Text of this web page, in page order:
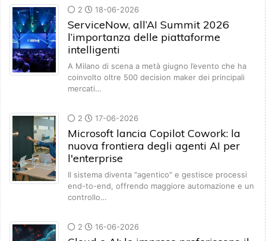
2 18-06-2026
ServiceNow, all’AI Summit 2026
l’importanza delle piattaforme
intelligenti
A Milano di scena a metà giugno l’evento che ha
coinvolto oltre 500 decision maker dei principali
mercati…
2 17-06-2026
Microsoft lancia Copilot Cowork: la
nuova frontiera degli agenti AI per
l'enterprise
Il sistema diventa "agentico" e gestisce processi
end-to-end, offrendo maggiore automazione e un
controllo…
2 16-06-2026